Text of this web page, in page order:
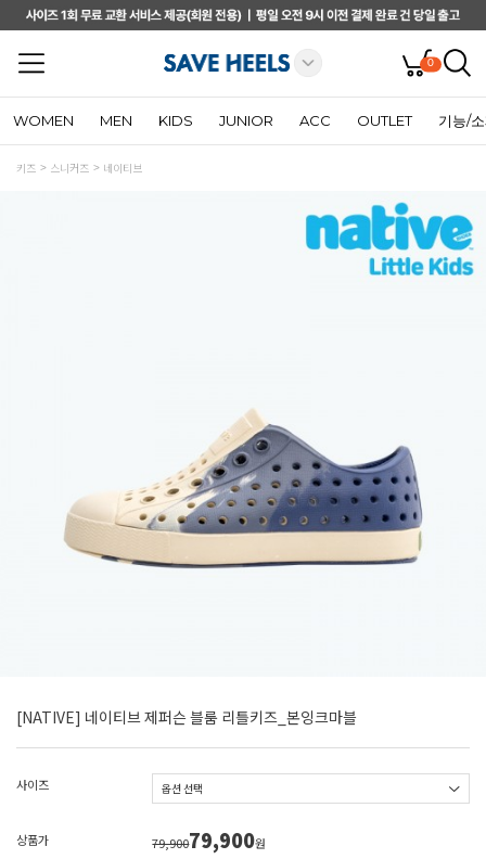
0
WOMEN MEN KIDS JUNIOR ACC OUTLET 기능/
키즈 스니커즈 네이티브
[NATIVE] 네이티브 제퍼슨 블룸 리틀키즈_본잉크마블
사이즈
상품가 79,90079,900원